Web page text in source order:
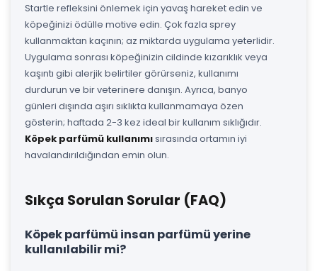
Startle refleksini önlemek için yavaş hareket edin ve
köpeğinizi ödülle motive edin. Çok fazla sprey
kullanmaktan kaçının; az miktarda uygulama yeterlidir.
Uygulama sonrası köpeğinizin cildinde kızarıklık veya
kaşıntı gibi alerjik belirtiler görürseniz, kullanımı
durdurun ve bir veterinere danışın. Ayrıca, banyo
günleri dışında aşırı sıklıkta kullanmamaya özen
gösterin; haftada 2-3 kez ideal bir kullanım sıklığıdır.
Köpek parfümü kullanımısırasında ortamın iyi
havalandırıldığından emin olun.
Sıkça Sorulan Sorular (FAQ)
Köpek parfümü insan parfümü yerine
kullanılabilir mi?